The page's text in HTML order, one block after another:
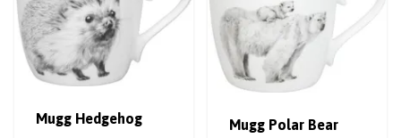
Mugg Hedgehog Mugg Polar Bear